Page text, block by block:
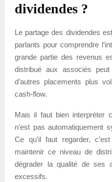
dividendes ?
Le partage des dividendes
parlants pour comprendre
grande partie des revenus
distribué aux associés
d’autres placements plus
cash-flow.
Mais il faut bien interpréter
n’est pas automatiquement
Ce qu’il faut regarder,
maintenir ce niveau de
dégrader la qualité de ses
excessifs.